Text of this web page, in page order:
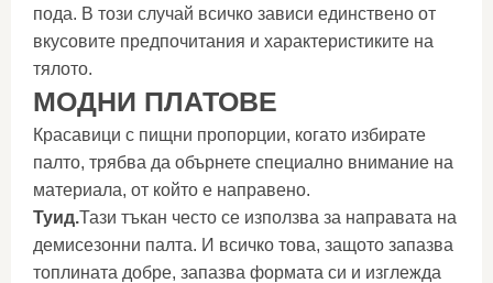
пода. В този случай всичко зависи единствено от
вкусовите предпочитания и характеристиките на
тялото.
МОДНИ ПЛАТОВЕ
Красавици с пищни пропорции, когато избирате
палто, трябва да обърнете специално внимание на
материала, от който е направено.
Туид.Тази тъкан често се използва за направата на
демисезонни палта. И всичко това, защото запазва
топлината добре, запазва формата си и изглежда